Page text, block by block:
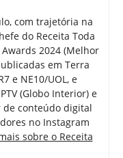
com trajetória na
do Receita Toda
2024 (Melhor
em Terra
e NE10/UOL, e
(Globo Interior) e
de conteúdo digital
no Instagram
sobre o Receita